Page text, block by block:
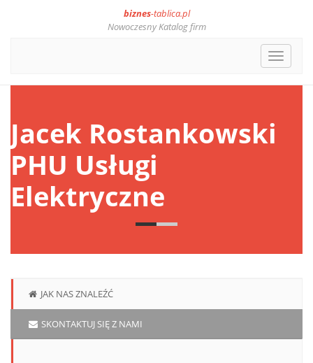
biznes-tablica.pl
Nowoczesny Katalog firm
Toggle
Jacek Rostankowski
PHU Usługi
Elektryczne
JAK NAS ZNALEŹĆ
SKONTAKTUJ SIĘ Z NAMI